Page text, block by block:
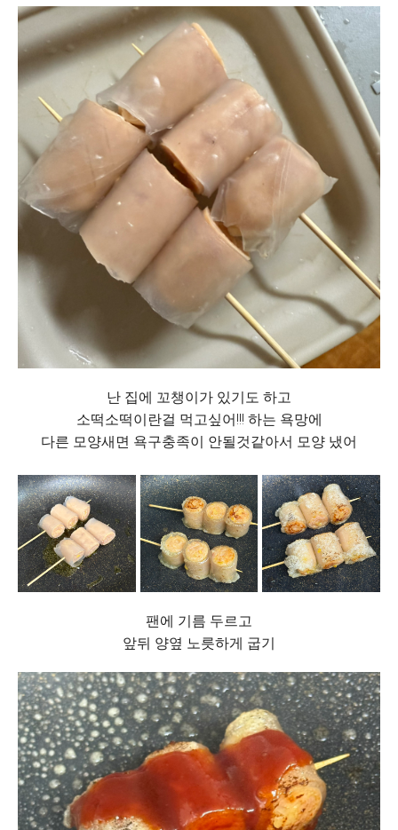
난 집에 꼬챙이가 있기도 하고
소떡소떡이란걸 먹고싶어!!! 하는 욕망에
다른 모양새면 욕구충족이 안될것같아서 모양 냈어
팬에 기름 두르고
앞뒤 양옆 노릇하게 굽기